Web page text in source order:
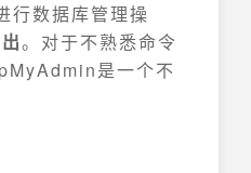
行数据库管理操
。对于不熟悉命令
是一个不